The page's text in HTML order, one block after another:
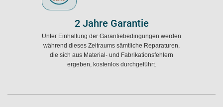
2 Jahre Garantie
Unter Einhaltung der Garantiebedingungen werden
während dieses Zeitraums sämtliche Reparaturen,
die sich aus Material- und Fabrikationsfehlern
ergeben, kostenlos durchgeführt.